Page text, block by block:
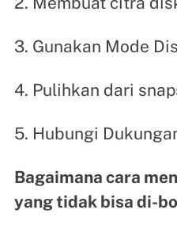
3. Gunakan Mode
4. Pulihkan dari
5. Hubungi
Bagaimana cara
yang tidak bisa di-